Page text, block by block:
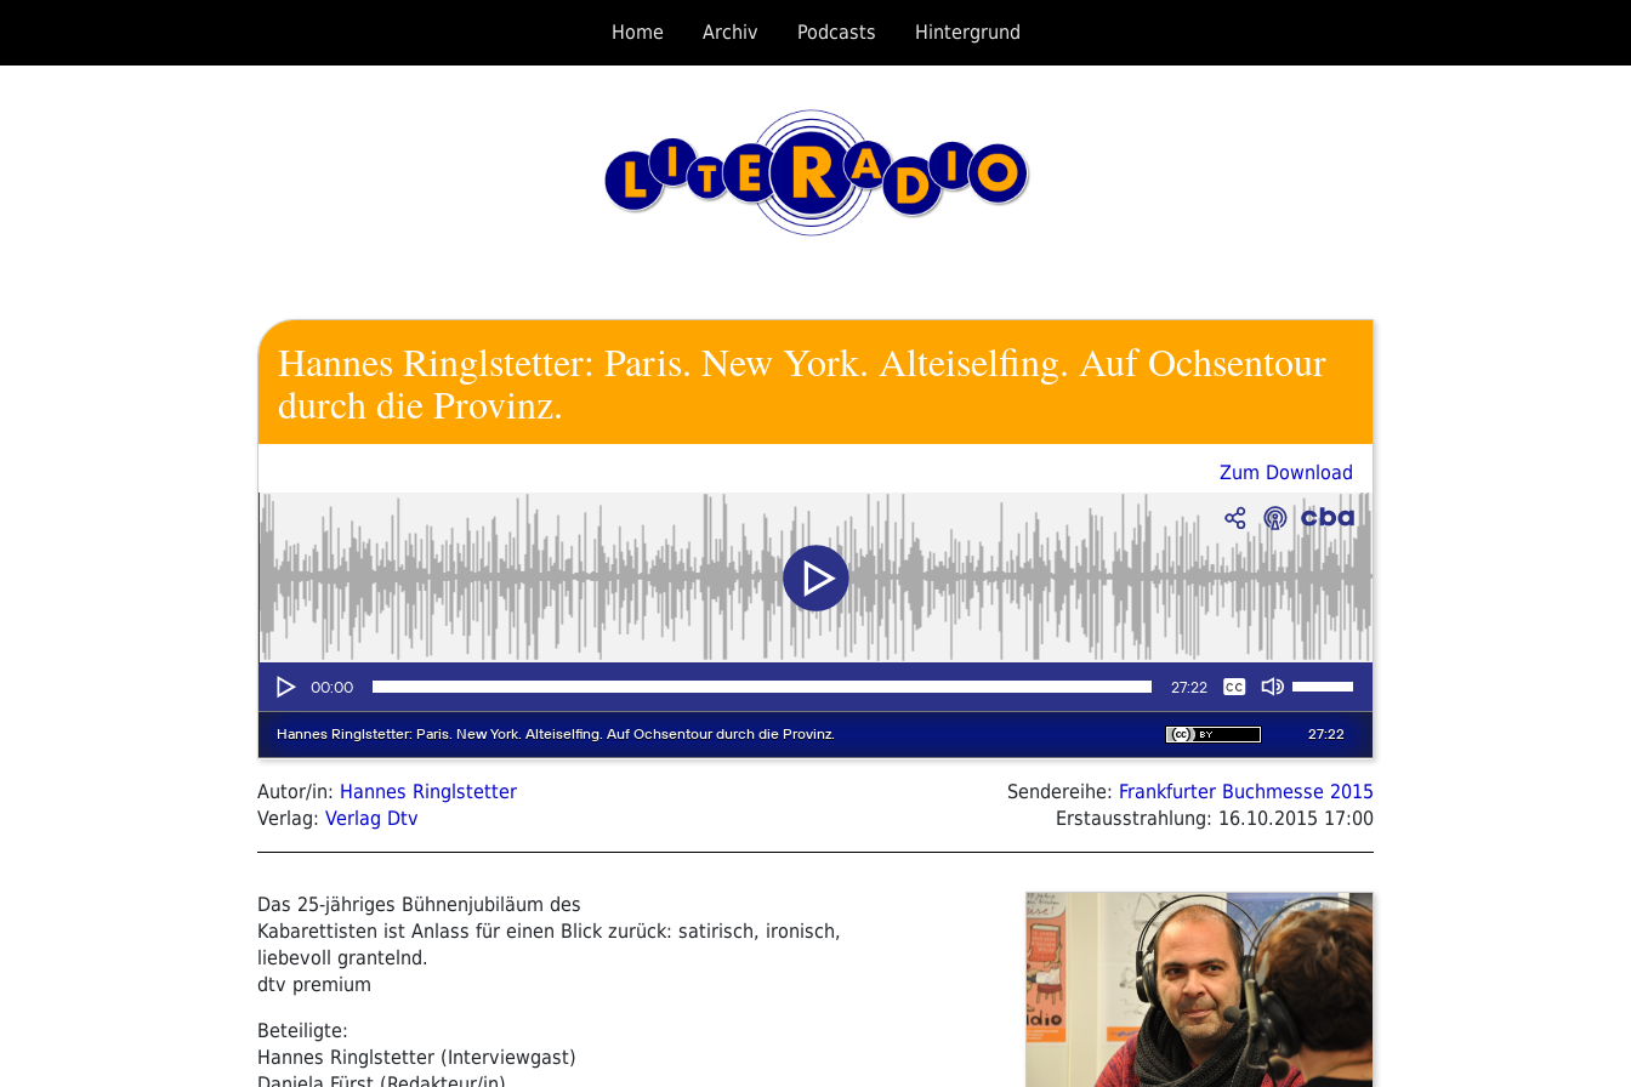
springen
Home Archiv Podcasts Hintergrund
Hannes Ringlstetter: Paris. New York. Alteiselfing. Auf Ochsentour
durch die Provinz.
Zum Download
Autor/in: Hannes Ringlstetter
Verlag: Verlag Dtv
Sendereihe: Frankfurter Buchmesse 2015
Erstausstrahlung: 16.10.2015 17:00
Das 25-jähriges Bühnenjubiläum des
Kabarettisten ist Anlass für einen Blick zurück: satirisch, ironisch,
liebevoll grantelnd.
dtv premium
Beteiligte:
Hannes Ringlstetter (Interviewgast)